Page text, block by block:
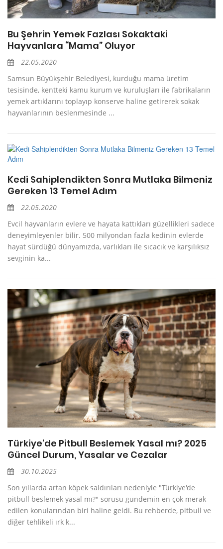
Bu Şehrin Yemek Fazlası Sokaktaki
Hayvanlara “Mama” Oluyor
22.05.2020
Samsun Büyükşehir Belediyesi, kurduğu mama üretim
tesisinde, kentteki kamu kurum ve kuruluşları ile fabrikaların
yemek artıklarını toplayıp konserve haline getirerek sokak
hayvanlarının beslenmesinde ...
Kedi Sahiplendikten Sonra Mutlaka Bilmeniz
Gereken 13 Temel Adım
22.05.2020
Evcil hayvanların evlere ve hayata kattıkları güzellikleri sadece
deneyimleyenler bilir. 500 milyondan fazla kedinin evlerde
hayat sürdüğü dünyamızda, varlıkları ile sıcacık ve karşılıksız
sevginin ka...
Türkiye'de Pitbull Beslemek Yasal mı? 2025
Güncel Durum, Yasalar ve Cezalar
30.10.2025
Son yıllarda artan köpek saldırıları nedeniyle "Türkiye'de
pitbull beslemek yasal mı?" sorusu gündemin en çok merak
edilen konularından biri haline geldi. Bu rehberde, pitbull ve
diğer tehlikeli ırk k...